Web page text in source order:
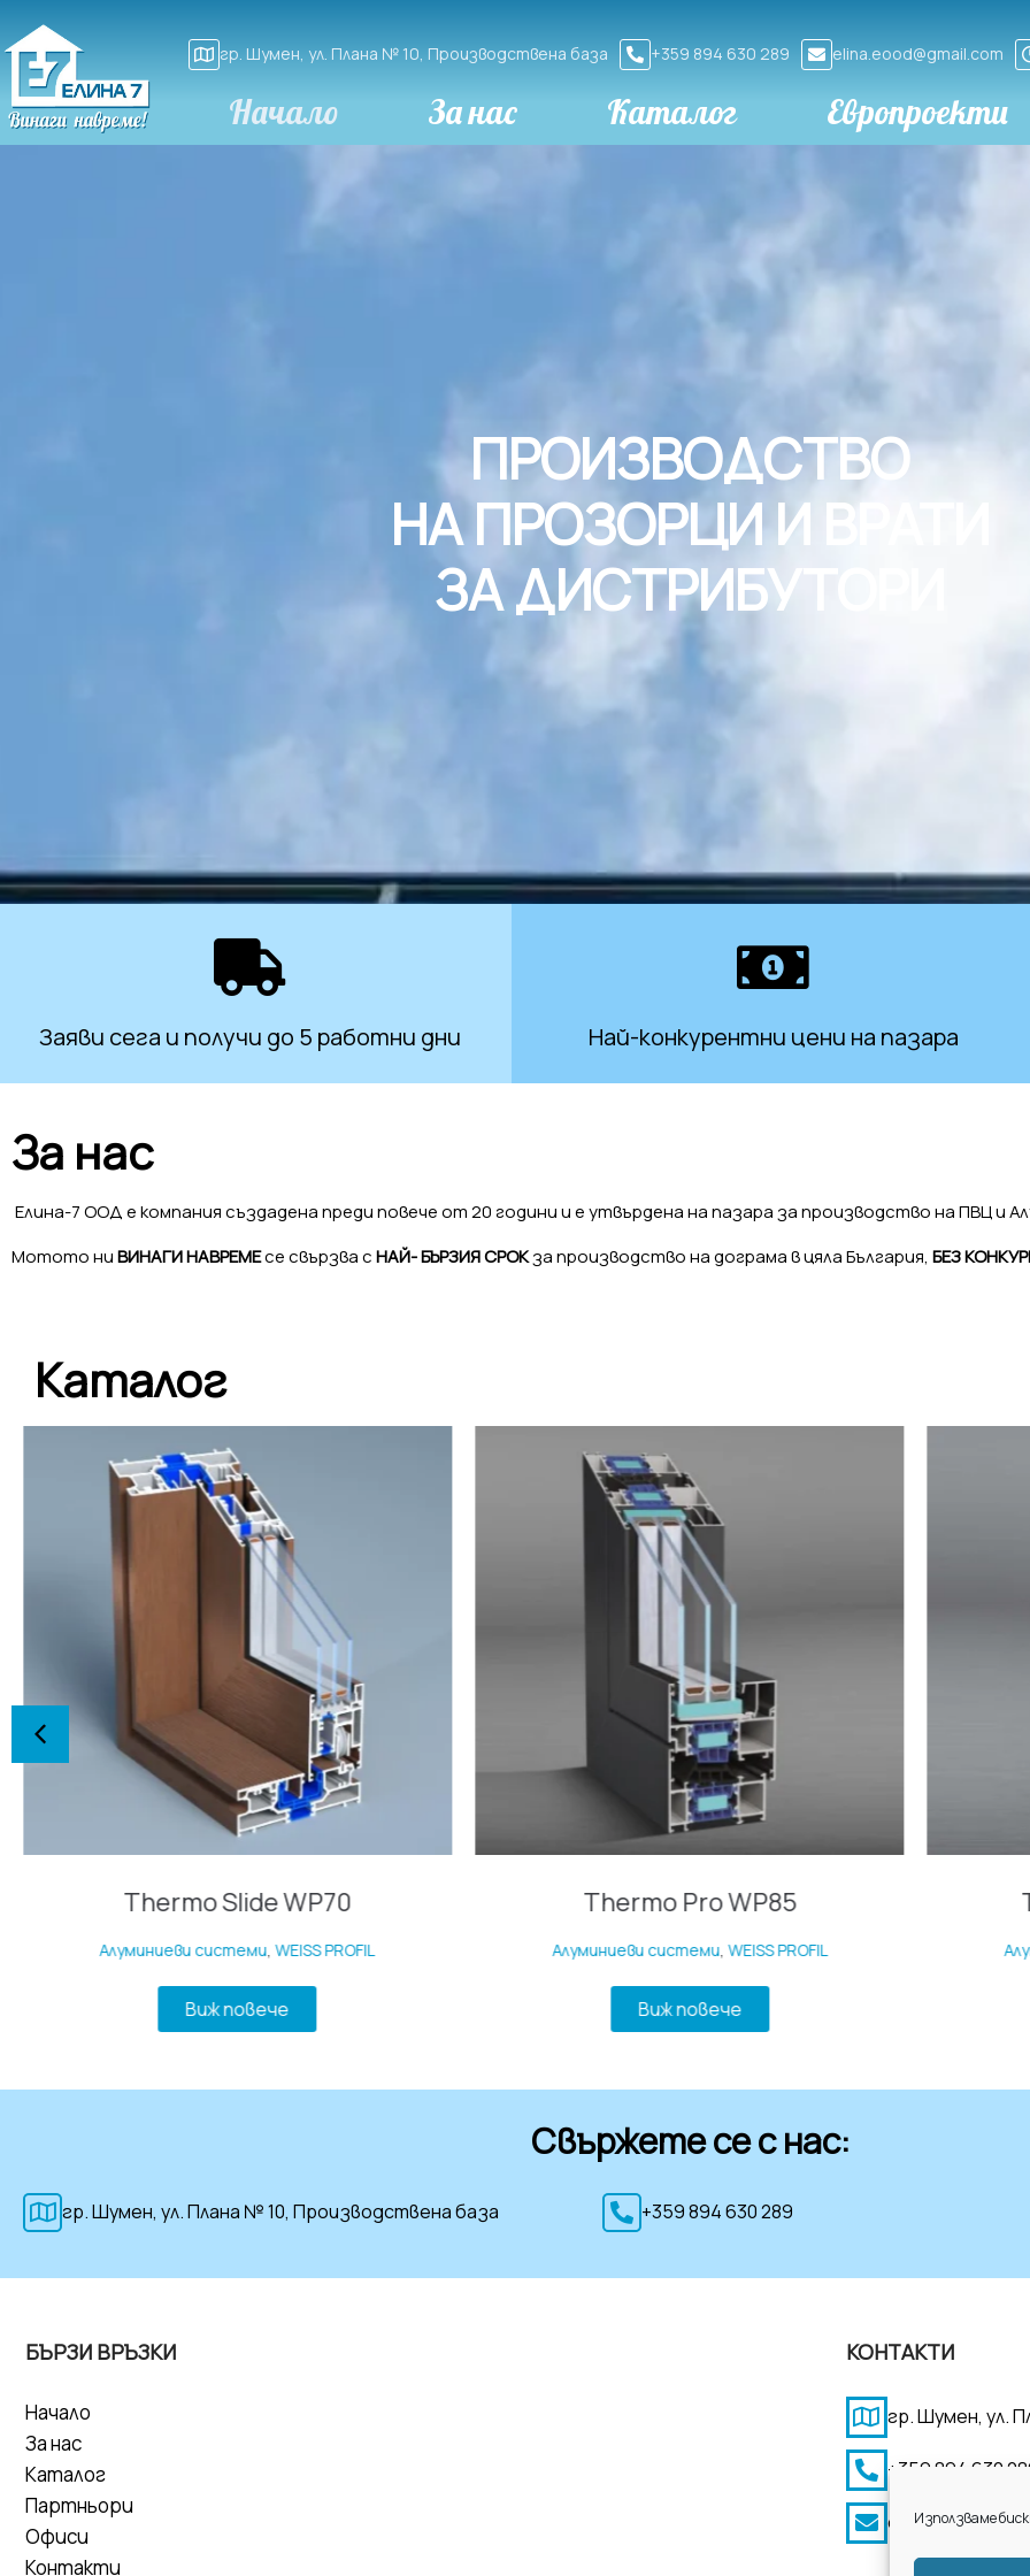
Използваме
гр. Шумен, ул. Плана № 10, Производствена база +359 894 630 289 elina.eood@gmail.com
Начало За нас Каталог Европроекти
ПРОИЗВОДСТВО
НА ПРОЗОРЦИ И ВРАТИ
ЗА ДИСТРИБУТОРИ
до 5 работни дни Най-конкурентни цени на пазара
За нас
Елина-7 ООД е компания създадена преди повече от 20 години и е утвърдена на пазара за производство на ПВЦ и
Мотото ниВИНАГИ НАВРЕМЕсе свързва сНАЙ- БЪРЗИЯ СРОКза производство на дограма в цяла България, БЕЗ
Каталог
Thermo Slide WP70
Алуминиеви системи, WEISS PROFIL
Виж повече
Thermo Pro WP85
Алуминиеви системи, WEISS PROFIL
Виж повече
Свържете се с нас:
гр. Шумен, ул. Плана № 10, Производствена база +359 894 630 289
БЪРЗИ ВРЪЗКИ
Начало
За нас
Каталог
Партньори
Офиси
Контакти
КОНТАКТИ
гр. Шумен, ул.
+359 894 630